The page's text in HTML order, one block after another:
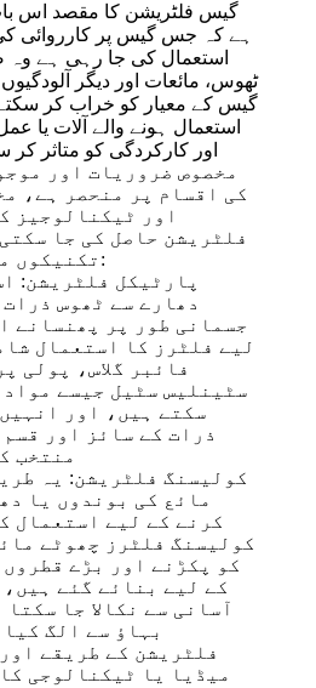
گیس فلٹریشن کا مقصد اس بات
ہے کہ جس گیس پر کارروائی
استعمال کی جا رہی ہے وہ
ٹھوس، مائعات اور دیگر
گیس کے معیار کو خراب کر
استعمال ہونے والے آلات یا
اور کارکردگی کو متاثر
مخصوص ضروریات اور
کی اقسام پر منحصر ہے،
اور ٹیکنالوجیز
فلٹریشن حاصل کی جا
تکنیکوں میں شامل ہیں:
پارٹیکل فلٹریشن:
دھارے سے ٹھوس
جسمانی طور پر پھنسانے
لیے فلٹرز کا استعمال
فائبر گلاس، پولی
سٹینلیس سٹیل جیسے مواد
سکتے ہیں، اور
ذرات کے سائز اور قسم
منتخب
کولیسنگ فلٹریشن: یہ
مائع کی بوندوں یا
کرنے کے لیے استعمال
کولیسنگ فلٹرز چھوٹے
کو پکڑنے اور بڑے
کے لیے بنائے گئے
آسانی سے نکالا جا
بہاؤ سے الگ کیا
فلٹریشن کے طریقے
میڈیا یا ٹیکنالوجی